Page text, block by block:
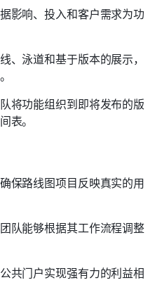
影响、投入和客户需求为功
、泳道和基于版本的展示，
将功能组织到即将发布的版
表。
保路线图项目反映真实的用
队能够根据其工作流程调整
共门户实现强有力的利益相